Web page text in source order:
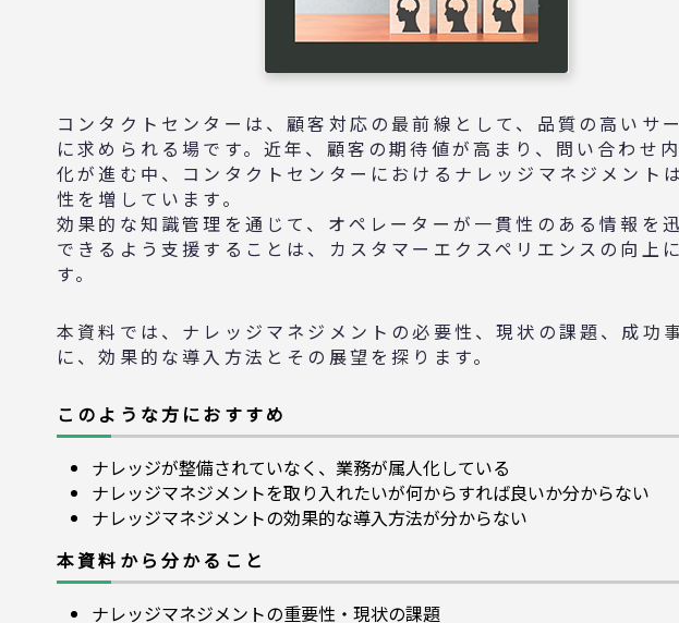
コンタクトセンターは、顧客対応の最前線として、品質の高いサ
に求められる場です。近年、顧客の期待値が高まり、問い合わせ
化が進む中、コンタクトセンターにおけるナレッジマネジメント
性を増しています。
効果的な知識管理を通じて、オペレーターが一貫性のある情報を
できるよう支援することは、カスタマーエクスペリエンスの向上
す。
本資料では、ナレッジマネジメントの必要性、現状の課題、成功
に、効果的な導入方法とその展望を探ります。
このような方におすすめ
ナレッジが整備されていなく、業務が属人化している
ナレッジマネジメントを取り入れたいが何からすれば良いか分からない
ナレッジマネジメントの効果的な導入方法が分からない
本資料から分かること
ナレッジマネジメントの重要性・現状の課題